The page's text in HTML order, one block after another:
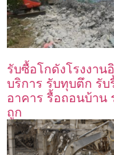
รับซื้อโกดังโรงงาน
บริการ รับทุบตึก รับ
อาคาร รื้อถอนบ้าน
ถูก